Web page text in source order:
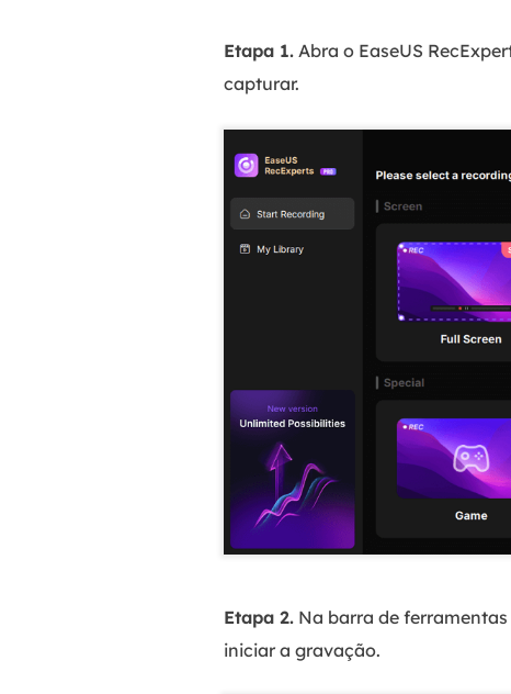
Etapa 1. Abra o EaseUS
capturar.
Etapa 2. Na barra de
iniciar a gravação.